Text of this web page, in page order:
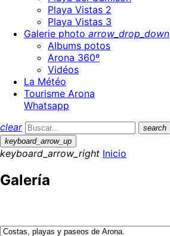
Playa Vistas 2
Playa Vistas 3
Galerie photo arrow_drop_down
Albums potos
Arona 360º
Vidéos
La Météo
Tourisme Arona
Whatsapp
clear
search
keyboard_arrow_up
keyboard_arrow_right Inicio
Galería